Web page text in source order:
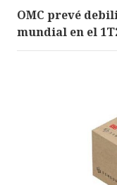
OMC prevé
mundial en el